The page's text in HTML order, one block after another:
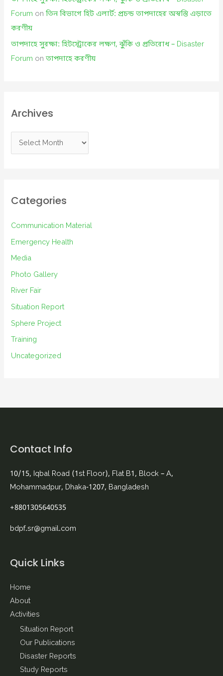
Forum onতিন বিভাগে হিট এলার্ট: প্রচন্ড তাপদাহের অস্বস্তি এড়াতে
করণীয়
তাপদাহে সুরক্ষা: হিটস্ট্রোকের লক্ষণ, ঝুঁকি ও প্রতিরোধ – Disaster
Forum onতাপদাহে করণীয়
Archives
r
i
e
s
Categories
Communication Material
Emergency Health
Media
Photo Gallery
River Fair
Situation Report
Sphere Project
Training
Uncategorized
Contact Info
10/15, Iqbal Road (1st Floor), Flat B1, Block – A,
Mohammadpur, Dhaka-1207, Bangladesh
+8801305640535
bdpf.sr@gmail.com
Quick Links
Home
About
Activities
Situation Report
Our Publications
Disaster Reports
Study Reports